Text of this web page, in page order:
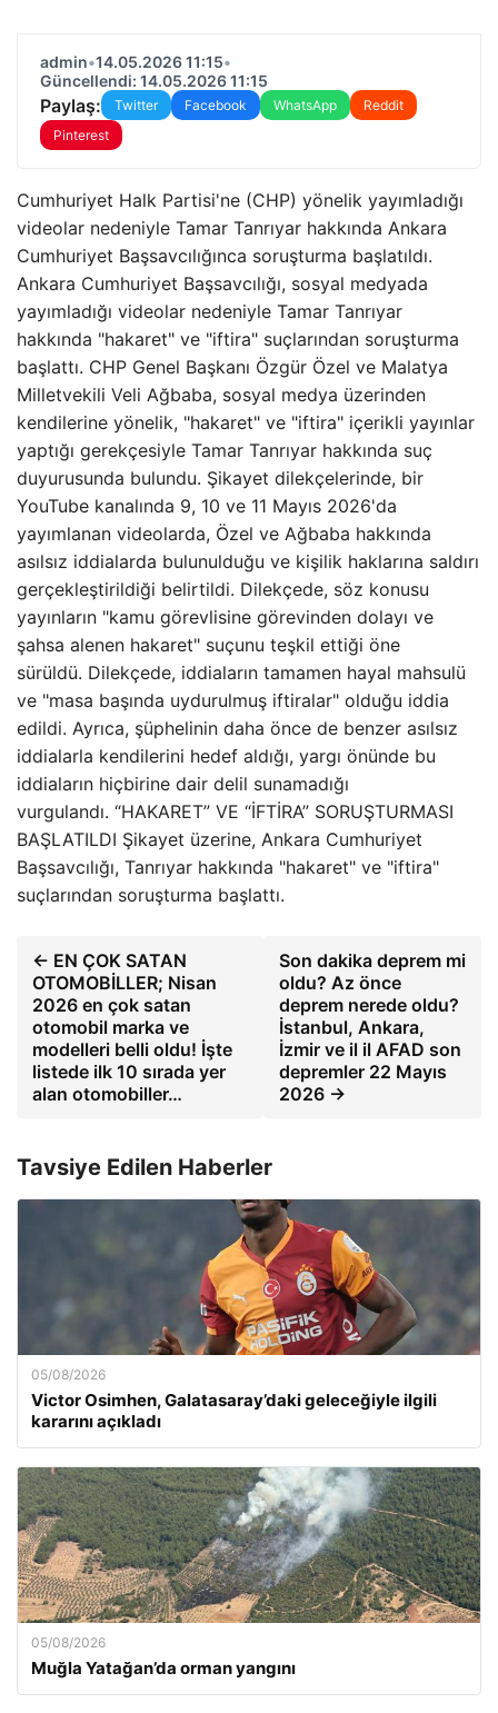
admin•14.05.2026 11:15•
Güncellendi: 14.05.2026 11:15
Paylaş: Twitter Facebook WhatsApp
Reddit
Pinterest
Cumhuriyet Halk Partisi'ne (CHP) yönelik yayımladığı
videolar nedeniyle Tamar Tanrıyar hakkında Ankara
Cumhuriyet Başsavcılığınca soruşturma başlatıldı.
Ankara Cumhuriyet Başsavcılığı, sosyal medyada
yayımladığı videolar nedeniyle Tamar Tanrıyar
hakkında "hakaret" ve "iftira" suçlarından soruşturma
başlattı. CHP Genel Başkanı Özgür Özel ve Malatya
Milletvekili Veli Ağbaba, sosyal medya üzerinden
kendilerine yönelik, "hakaret" ve "iftira" içerikli yayınlar
yaptığı gerekçesiyle Tamar Tanrıyar hakkında suç
duyurusunda bulundu. Şikayet dilekçelerinde, bir
YouTube kanalında 9, 10 ve 11 Mayıs 2026'da
yayımlanan videolarda, Özel ve Ağbaba hakkında
asılsız iddialarda bulunulduğu ve kişilik haklarına saldırı
gerçekleştirildiği belirtildi. Dilekçede, söz konusu
yayınların "kamu görevlisine görevinden dolayı ve
şahsa alenen hakaret" suçunu teşkil ettiği öne
sürüldü. Dilekçede, iddiaların tamamen hayal mahsulü
ve "masa başında uydurulmuş iftiralar" olduğu iddia
edildi. Ayrıca, şüphelinin daha önce de benzer asılsız
iddialarla kendilerini hedef aldığı, yargı önünde bu
iddiaların hiçbirine dair delil sunamadığı
vurgulandı. “HAKARET” VE “İFTİRA” SORUŞTURMASI
BAŞLATILDI Şikayet üzerine, Ankara Cumhuriyet
Başsavcılığı, Tanrıyar hakkında "hakaret" ve "iftira"
suçlarından soruşturma başlattı.
← EN ÇOK SATAN
OTOMOBİLLER; Nisan
2026 en çok satan
otomobil marka ve
modelleri belli oldu! İşte
listede ilk 10 sırada yer
alan otomobiller…
Son dakika deprem mi
oldu? Az önce
deprem nerede oldu?
İstanbul, Ankara,
İzmir ve il il AFAD son
depremler 22 Mayıs
2026 →
Tavsiye Edilen Haberler
05/08/2026
Victor Osimhen, Galatasaray’daki geleceğiyle ilgili
kararını açıkladı
05/08/2026
Muğla Yatağan’da orman yangını